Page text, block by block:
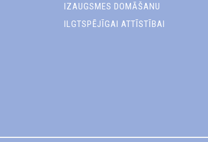
IZAUGSMES DOMĀŠANU
ILGTSPĒJĪGAI ATTĪSTĪBAI